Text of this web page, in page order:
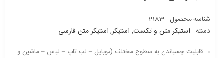
شناسه محصول : 2183
دسته : استیکر متن و تکست, استیکر, استیکر متن فارسی
قابلیت چسباندن به سطوح مختلف (موبایل – لپ تاپ – لباس – ماشین و